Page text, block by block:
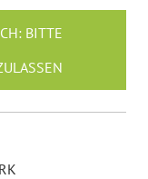
BITTE